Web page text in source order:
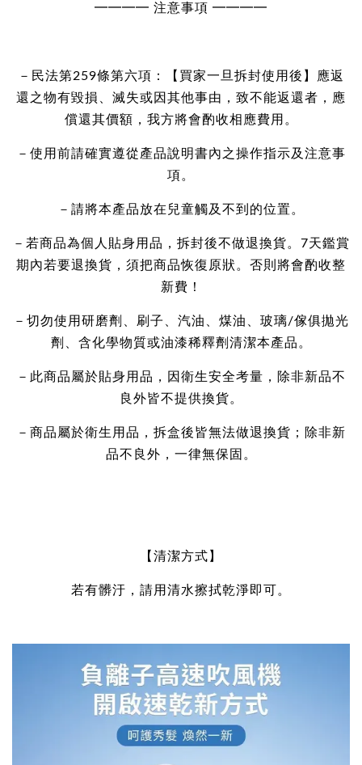
━━━━ 注意事項 ━━━━
－民法第259條第六項：【買家一旦拆封使用後】應返
還之物有毀損、滅失或因其他事由，致不能返還者，應
償還其價額，我方將會酌收相應費用。
－使用前請確實遵從產品說明書內之操作指示及注意事
項。
－請將本產品放在兒童觸及不到的位置。
－若商品為個人貼身用品，拆封後不做退換貨。7天鑑賞
期內若要退換貨，須把商品恢復原狀。否則將會酌收整
新費！
－切勿使用研磨劑、刷子、汽油、煤油、玻璃/傢俱拋光
劑、含化學物質或油漆稀釋劑清潔本產品。
－此商品屬於貼身用品，因衛生安全考量，除非新品不
良外皆不提供換貨。
－商品屬於衛生用品，拆盒後皆無法做退換貨；除非新
品不良外，一律無保固。
【清潔方式】
若有髒汙，請用清水擦拭乾淨即可。